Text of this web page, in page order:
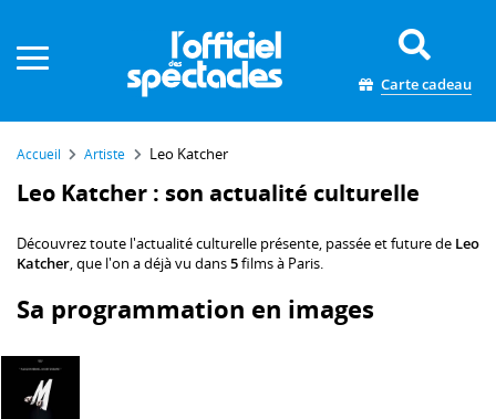
Carte cadeau
Accueil Artiste Leo Katcher
Leo Katcher : son actualité culturelle
Découvrez toute l'actualité culturelle présente, passée et future de Leo
Katcher, que l'on a déjà vu dans5films à Paris.
Sa programmation en images